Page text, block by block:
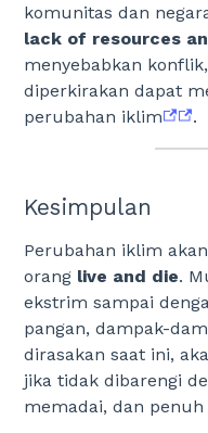
komunitas dan
lack of resources
menyebabkan
diperkirakan dapat
perubahan iklim
.
Kesimpulan
Perubahan iklim
orang live and die.
ekstrim sampai
pangan, dampak-
dirasakan saat ini,
jika tidak dibarengi
memadai, dan penuh